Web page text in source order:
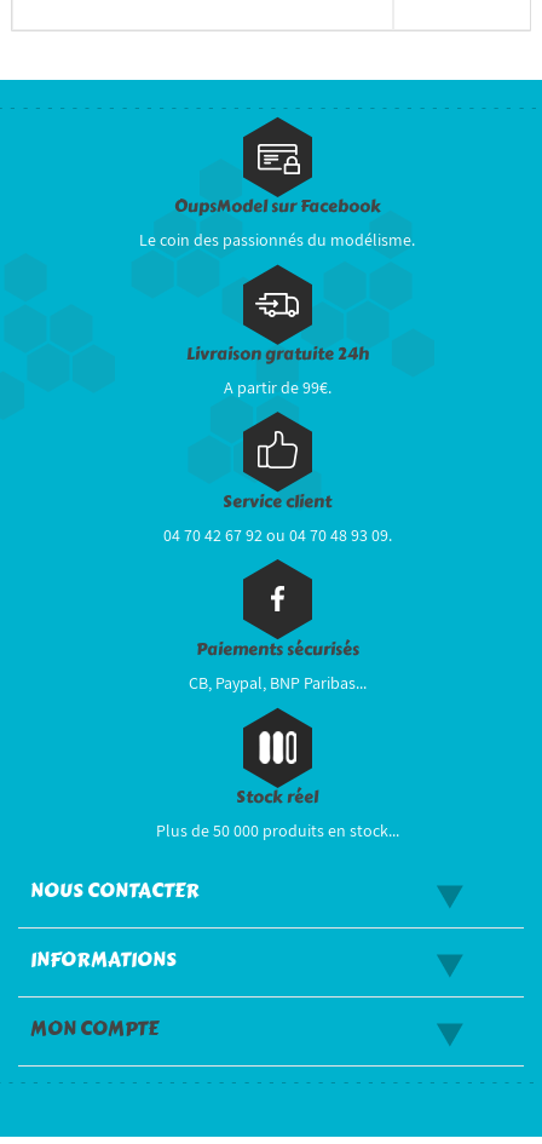
OupsModel sur Facebook
Le coin des passionnés du modélisme.
Livraison gratuite 24h
A partir de 99€.
Service client
04 70 42 67 92 ou 04 70 48 93 09.
Paiements sécurisés
CB, Paypal, BNP Paribas...
Stock réel
Plus de 50 000 produits en stock...
NOUS CONTACTER
INFORMATIONS
MON COMPTE